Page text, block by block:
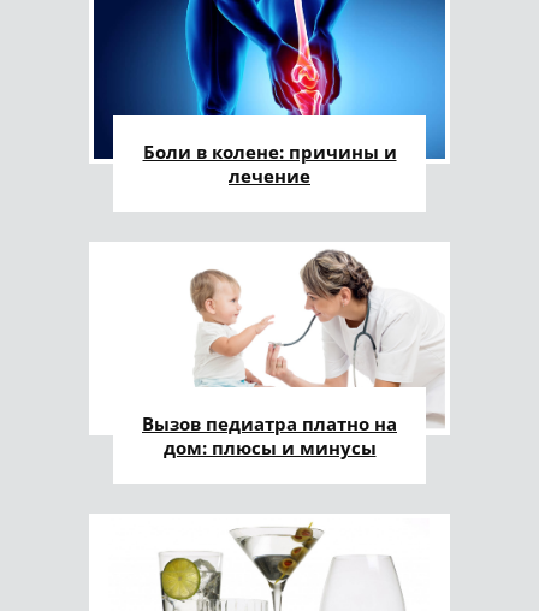
Боли в колене: причины и
лечение
Вызов педиатра платно на
дом: плюсы и минусы